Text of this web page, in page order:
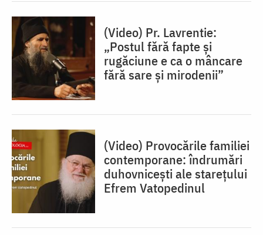
(Video) Pr. Lavrentie:
„Postul fără fapte și
rugăciune e ca o mâncare
fără sare și mirodenii”
(Video) Provocările familiei
contemporane: îndrumări
duhovnicești ale starețului
Efrem Vatopedinul